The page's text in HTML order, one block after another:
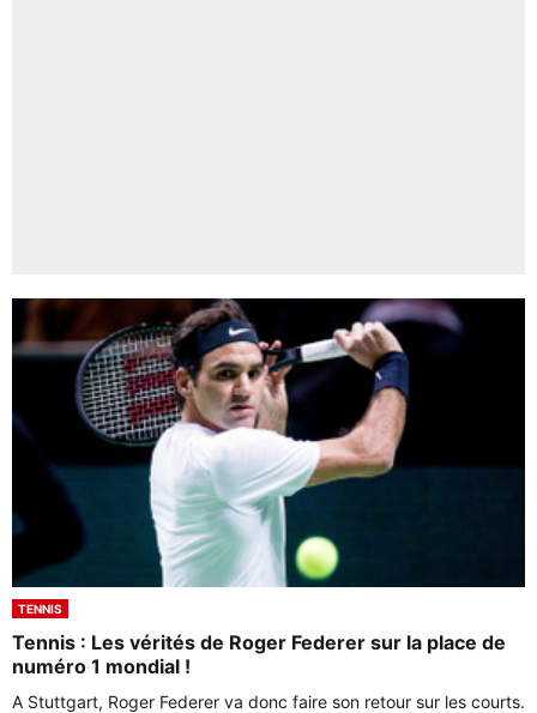
TENNIS
Tennis : Les vérités de Roger Federer sur la place de
numéro 1 mondial !
A Stuttgart, Roger Federer va donc faire son retour sur les courts.